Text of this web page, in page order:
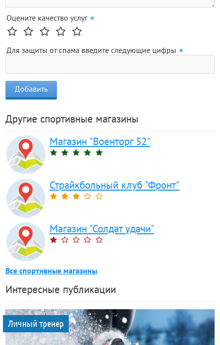
Оцените качество услуг
Для защиты от спама введите следующие цифры
Другие спортивные магазины
Магазин "Военторг 52"
Страйкбольный клуб "Фронт"
Магазин "Солдат удачи"
Все спортивные магазины
Интересные публикации
Личный тренер